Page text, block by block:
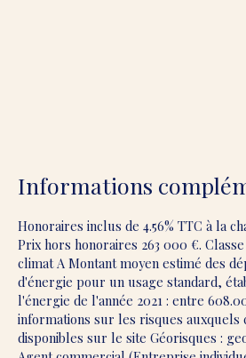
Informations
Honoraires inclus de 4.56% TTC à la
Prix hors honoraires 263 000 €.
climat A Montant moyen estimé des
d'énergie pour un usage standard,
l'énergie de l'année 2021 : entre
informations sur les risques auxquels
disponibles sur le site Géorisques :